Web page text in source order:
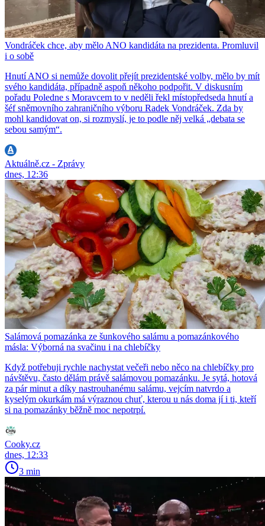
Vondráček chce, aby mělo ANO kandidáta na prezidenta. Promluvil
i o sobě
Hnutí ANO si nemůže dovolit přejít prezidentské volby, mělo by mít
svého kandidáta, případně aspoň někoho podpořit. V diskusním
pořadu Poledne s Moravcem to v neděli řekl místopředseda hnutí a
šéf sněmovního zahraničního výboru Radek Vondráček. Zda by
mohl kandidovat on, si rozmyslí, je to podle něj velká „debata se
sebou samým“.
Aktuálně.cz - Zprávy
dnes, 12:36
Salámová pomazánka ze šunkového salámu a pomazánkového
másla: Výborná na svačinu i na chlebíčky
Když potřebuji rychle nachystat večeři nebo něco na chlebíčky pro
návštěvu, často dělám právě salámovou pomazánku. Je sytá, hotová
za pár minut a díky nastrouhanému salámu, vejcím natvrdo a
kyselým okurkám má výraznou chuť, kterou u nás doma jí i ti, kteří
si na pomazánky běžně moc nepotrpí.
Cooky.cz
dnes, 12:33
3 min